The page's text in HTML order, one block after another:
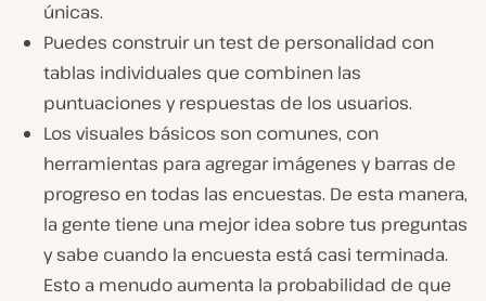
únicas.
Puedes construir un test de personalidad con
tablas individuales que combinen las
puntuaciones y respuestas de los usuarios.
Los visuales básicos son comunes, con
herramientas para agregar imágenes y barras de
progreso en todas las encuestas. De esta manera,
la gente tiene una mejor idea sobre tus preguntas
y sabe cuando la encuesta está casi terminada.
Esto a menudo aumenta la probabilidad de que